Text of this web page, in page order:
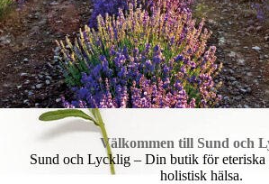
Välkommen till Sund och
Sund och Lycklig – Din butik för eteriska
holistisk hälsa.